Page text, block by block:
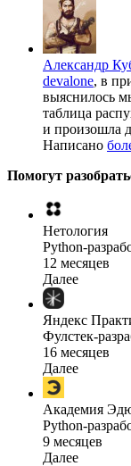
Александр
devalone, в
выяснилось
таблица
и произошла
Написано
Помогут
Нетология
Python-
12 месяцев
Далее
Яндекс
Фулстек-
16 месяцев
Далее
Академия
Python-
9 месяцев
Далее